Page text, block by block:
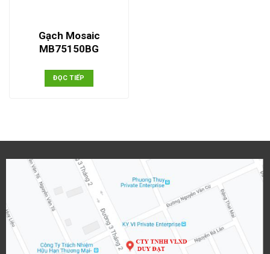
Gạch Mosaic
MB75150BG
ĐỌC TIẾP